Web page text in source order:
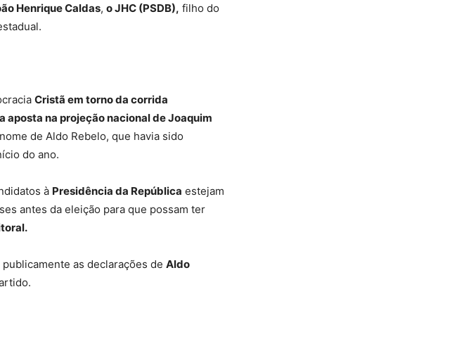
Henrique Caldas, o JHC (PSDB), filho do
Cristã em torno da corrida
aposta na projeção nacional de Joaquim
de Aldo Rebelo, que havia sido
do ano.
à Presidência da República estejam
antes da eleição para que possam ter
as declarações de Aldo